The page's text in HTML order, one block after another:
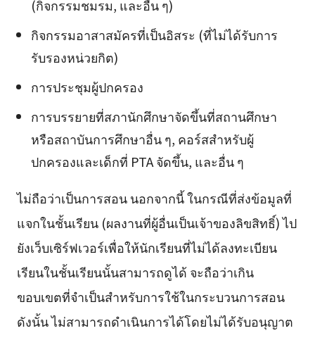
(กิจกรรมชมรม, และอื่น ๆ)
กิจกรรมอาสาสมัครที่เป็นอิสระ (ที่ไม่ได้รับการ
รับรองหน่วยกิต)
การประชุมผู้ปกครอง
การบรรยายที่สภานักศึกษาจัดขึ้นที่สถานศึกษา
หรือสถาบันการศึกษาอื่น ๆ, คอร์สสำหรับผู้
ปกครองและเด็กที่ PTA จัดขึ้น, และอื่น ๆ
ไม่ถือว่าเป็นการสอน นอกจากนี้ ในกรณีที่ส่งข้อมูลที่
แจกในชั้นเรียน (ผลงานที่ผู้อื่นเป็นเจ้าของลิขสิทธิ์) ไป
ยังเว็บเซิร์ฟเวอร์เพื่อให้นักเรียนที่ไม่ได้ลงทะเบียน
เรียนในชั้นเรียนนั้นสามารถดูได้ จะถือว่าเกิน
ขอบเขตที่จำเป็นสำหรับการใช้ในกระบวนการสอน
ดังนั้น ไม่สามารถดำเนินการได้โดยไม่ได้รับอนุญาต